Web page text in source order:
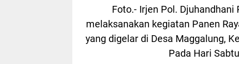
Foto.- Irjen Pol. Djuhandhani
melaksanakan kegiatan Panen
yang digelar di Desa Maggalung,
Pada Hari